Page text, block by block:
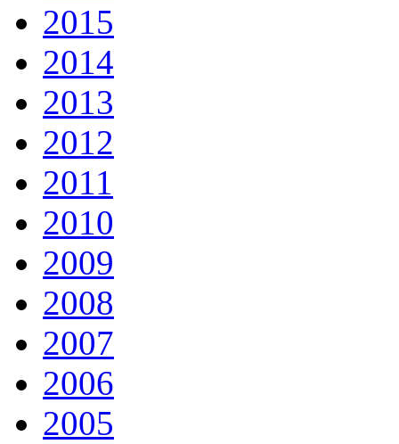
2015
2014
2013
2012
2011
2010
2009
2008
2007
2006
2005